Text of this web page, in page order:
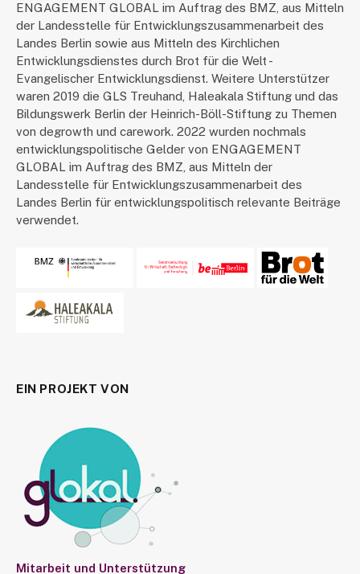
ENGAGEMENT GLOBAL im Auftrag des BMZ, aus Mitteln
der Landesstelle für Entwicklungszusammenarbeit des
Landes Berlin sowie aus Mitteln des Kirchlichen
Entwicklungsdienstes durch Brot für die Welt -
Evangelischer Entwicklungsdienst. Weitere Unterstützer
waren 2019 die GLS Treuhand, Haleakala Stiftung und das
Bildungswerk Berlin der Heinrich-Böll-Stiftung zu Themen
von degrowth und carework. 2022 wurden nochmals
entwicklungspolitische Gelder von ENGAGEMENT
GLOBAL im Auftrag des BMZ, aus Mitteln der
Landesstelle für Entwicklungszusammenarbeit des
Landes Berlin für entwicklungspolitisch relevante Beiträge
verwendet.
EIN PROJEKT VON
Mitarbeit und Unterstützung